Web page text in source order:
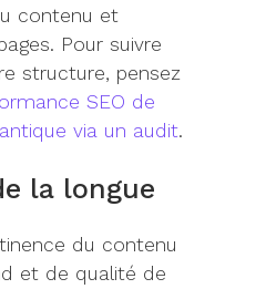
contenu et
Pour suivre
structure, pensez
SEO de
via un audit.
la longue
du contenu
et de qualité de